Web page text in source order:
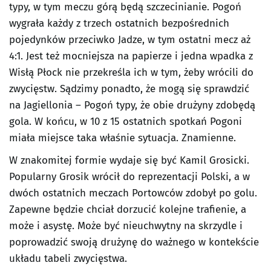
typy, w tym meczu górą będą szczecinianie. Pogoń
wygrała każdy z trzech ostatnich bezpośrednich
pojedynków przeciwko Jadze, w tym ostatni mecz aż
4:1. Jest też mocniejsza na papierze i jedna wpadka z
Wisłą Płock nie przekreśla ich w tym, żeby wrócili do
zwycięstw. Sądzimy ponadto, że mogą się sprawdzić
na Jagiellonia – Pogoń typy, że obie drużyny zdobędą
gola. W końcu, w 10 z 15 ostatnich spotkań Pogoni
miała miejsce taka właśnie sytuacja. Znamienne.
W znakomitej formie wydaje się być Kamil Grosicki.
Popularny Grosik wrócił do reprezentacji Polski, a w
dwóch ostatnich meczach Portowców zdobył po golu.
Zapewne będzie chciał dorzucić kolejne trafienie, a
może i asystę. Może być nieuchwytny na skrzydle i
poprowadzić swoją drużynę do ważnego w kontekście
układu tabeli zwycięstwa.